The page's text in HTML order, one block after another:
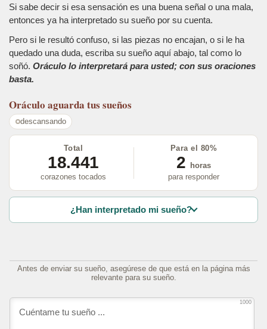
Si sabe decir si esa sensación es una buena señal o una mala,
entonces ya ha interpretado su sueño por su cuenta.
Pero si le resultó confuso, si las piezas no encajan, o si le ha
quedado una duda, escriba su sueño aquí abajo, tal como lo
soñó. Oráculo lo interpretará para usted; con sus oraciones
basta.
Oráculo aguarda tus sueños
descansando
Total
18.441
corazones tocados
Para el 80%
2
horas
para responder
¿Han interpretado mi sueño?
Antes de enviar su sueño, asegúrese de que está en la página más
relevante para su sueño.
1000